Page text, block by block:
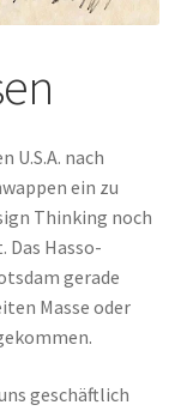
U.S.A. nach
ein zu
Thinking noch
Hasso-
gerade
Masse oder
geschäftlich